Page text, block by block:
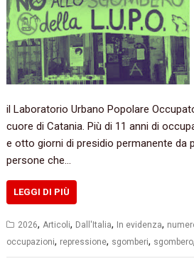
il Laboratorio Urbano Popolare
cuore di Catania. Più di 11 anni di
e otto giorni di presidio permanente da
persone che…
LEGGI DI PIÙ
2026,Articoli, Dall'Italia, In evidenza,
occupazioni, repressione, sgomberi, sgombero,